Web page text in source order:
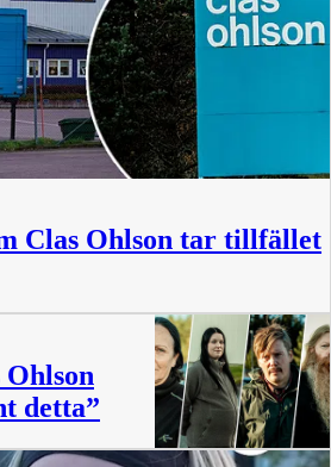
Clas Ohlson tar tillfället
detta”